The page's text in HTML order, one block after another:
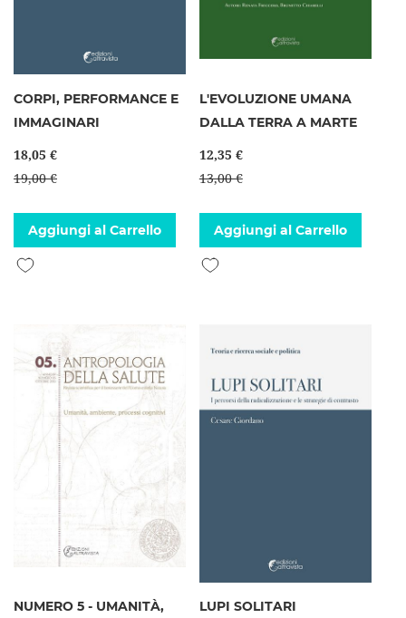
CORPI, PERFORMANCE E
IMMAGINARI
18,05 €
19,00 €
Aggiungi al Carrello
Aggiungi alla lista desideri
L'EVOLUZIONE UMANA
DALLA TERRA A MARTE
12,35 €
13,00 €
Aggiungi al Carrello
Aggiungi alla lista desideri
NUMERO 5 - UMANITÀ,
LUPI SOLITARI